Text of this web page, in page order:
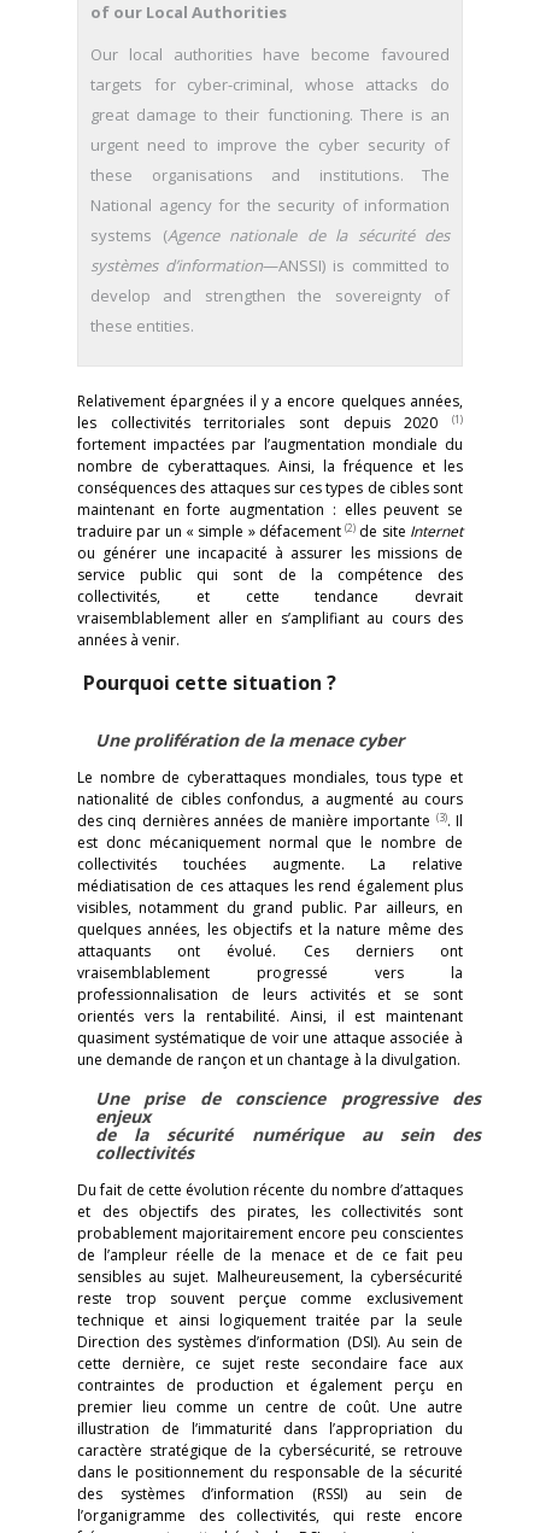
of our Local Authorities
Our local authorities have become favoured
targets for cyber-criminal, whose attacks do
great damage to their functioning. There is an
urgent need to improve the cyber security of
these organisations and institutions. The
National agency for the security of information
systems (Agence nationale de la sécurité des
systèmes d’information—ANSSI) is committed to
develop and strengthen the sovereignty of
these entities.
Relativement épargnées il y a encore quelques années,
les collectivités territoriales sont depuis 2020
(1)
fortement impactées par l’augmentation mondiale du
nombre de cyberattaques. Ainsi, la fréquence et les
conséquences des attaques sur ces types de cibles sont
maintenant en forte augmentation : elles peuvent se
traduire par un « simple » défacement(2) de site Internet
ou générer une incapacité à assurer les missions de
service public qui sont de la compétence des
collectivités, et cette tendance devrait
vraisemblablement aller en s’amplifiant au cours des
années à venir.
Pourquoi cette situation ?
Une prolifération de la menace cyber
Le nombre de cyberattaques mondiales, tous type et
nationalité de cibles confondus, a augmenté au cours
des cinq dernières années de manière importante (3). Il
est donc mécaniquement normal que le nombre de
collectivités touchées augmente. La relative
médiatisation de ces attaques les rend également plus
visibles, notamment du grand public. Par ailleurs, en
quelques années, les objectifs et la nature même des
attaquants ont évolué. Ces derniers ont
vraisemblablement progressé vers la
professionnalisation de leurs activités et se sont
orientés vers la rentabilité. Ainsi, il est maintenant
quasiment systématique de voir une attaque associée à
une demande de rançon et un chantage à la divulgation.
Une prise de conscience progressive des
enjeux
de la sécurité numérique au sein des
collectivités
Du fait de cette évolution récente du nombre d’attaques
et des objectifs des pirates, les collectivités sont
probablement majoritairement encore peu conscientes
de l’ampleur réelle de la menace et de ce fait peu
sensibles au sujet. Malheureusement, la cybersécurité
reste trop souvent perçue comme exclusivement
technique et ainsi logiquement traitée par la seule
Direction des systèmes d’information (DSI). Au sein de
cette dernière, ce sujet reste secondaire face aux
contraintes de production et également perçu en
premier lieu comme un centre de coût. Une autre
illustration de l’immaturité dans l’appropriation du
caractère stratégique de la cybersécurité, se retrouve
dans le positionnement du responsable de la sécurité
des systèmes d’information (RSSI) au sein de
l’organigramme des collectivités, qui reste encore